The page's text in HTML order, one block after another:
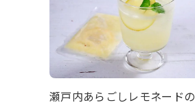
瀬戸内あらごしレモネードの